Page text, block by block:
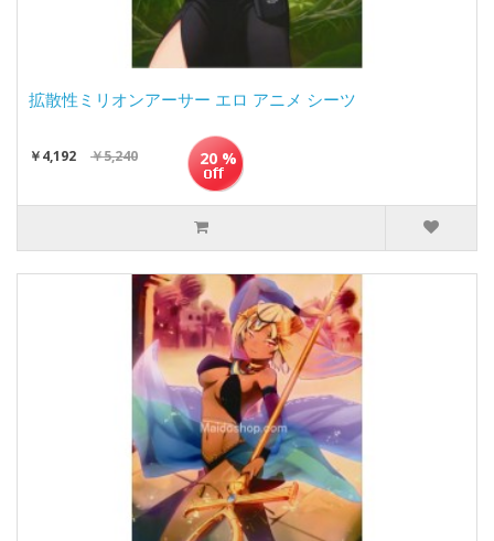
拡散性ミリオンアーサー エロ アニメ シーツ
￥4,192 ￥5,240 20 %